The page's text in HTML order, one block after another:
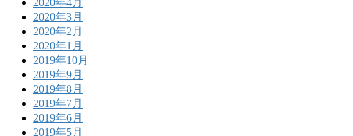
2020年4月
2020年3月
2020年2月
2020年1月
2019年10月
2019年9月
2019年8月
2019年7月
2019年6月
2019年5月